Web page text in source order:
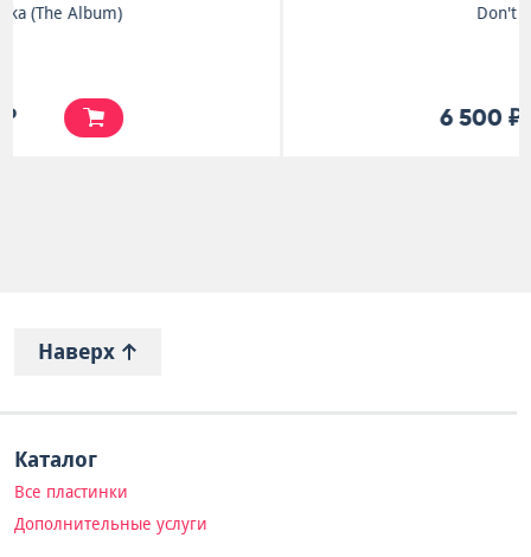
Наверх
Каталог
Все пластинки
Дополнительные услуги